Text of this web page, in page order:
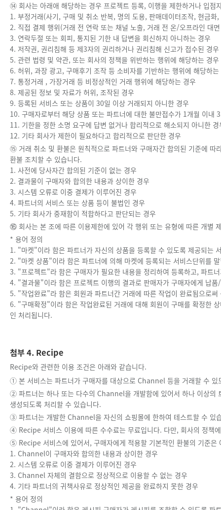
⑭ 회사는 아래애 해당하는 경우 프로젝트 등록, 이행을 제한하거나 입점
1. 부정거래(사기, 구매 및 취소 반복, 명의 도용, 판매데이터조작, 현금
2. 직접 결제 행위(거래 전 연락 또는 채널 노출, 거래 전 온/오프라인 대
3. 연락두절 또는 회피, 통지된 기한 내 답변을 회신하지 아니하는 경우
4. 저작권, 권리침해 등 제3자의 권리하거나 권리침해 신고가 접수된 경우
5. 관련 법령 및 약관, 또는 회사의 정책을 위반하는 행위에 해당하는 경우
6. 허위, 과장 광고, 구매후기 조작 등 소비자를 기반하는 행위에 해당하는
7. 통정거래 , 가장거래 등 비정상적인 거래 행위에 해당하는 경우
8. 제공된 정보 및 자료가 허위, 조작된 경우
9. 등록된 서비스 또는 상품이 30일 이상 거래되지 아니한 경우
10. 구매자로부터 해당 상품 또는 파트너에 대한 불만접수가 1개월 이내
11. 기한을 정한 소명 요구에 답변 없거나 합리적으로 해소되지 아니한 경
12. 기타 회사가 제한이 필요하다고 합리적으로 판단한 경우
⑮ 거래 취소 및 환불은 원칙적으로 파트너와 구매자간 합의된 기준에 따
환불 조치할 수 있습니다.
1. 사전에 당사자간 합의된 기준이 없는 경우
2. 결과물이 구매자와 합의한 내용과 상이한 경우
3. 시스템 오류로 이중 결제가 이루어진 경우
4. 파트너의 서비스 또는 상품 등이 불법인 경우
5. 기타 회사가 중재함이 적합하다고 판단되는 경우
⑯ 회사는 본 조에 따른 이용제한에 있어 각 행위 또는 유형에 따른 개별
* 용어 정의
1. "마켓"이라 함은 파트너가 자신의 상품을 등록할 수 있도록 제공되는
2. "마켓 상품"이라 함은 파트너에 의해 마켓에 등록되는 서비스단위를
3. "프로젝트"라 함은 구매자가 필요한 내용을 정리하여 등록하고, 파트
4. "결과물"이라 함은 프로젝트 이행의 결과로 판매자가 구매자에게 납
5. "작업완료"라 함은 회원과 파트너간 거래에 따른 작업이 완료됨으로
6. "구매확정"이라 함은 작업완료된 거래에 대해 회원이 구매를 확정한
인 처리됩니다.
첨부 4. Recipe
Recipe와 관련한 이용 조건은 아래와 같습니다.
① 본 서비스는 파트너가 구매자를 대상으로 Channel 등을 거래할 수 있
② 파트너는 하나 또는 다수의 Channel을 개발함에 있어서 하나 이상의
생성되도록 처리할 수 있습니다.
③ 파트너는 개발한 Channel을 자신의 쇼핑몰에 한하여 테스트할 수 있
④ Recipe 서비스 이용에 따른 수수료는 무료입니다. 다만, 회사의 정책
⑤ Recipe 서비스에 있어서, 구매자에게 적용할 기본적인 환불의 기준은
1. Channel이 구매자와 합의한 내용과 상이한 경우
2. 시스템 오류로 이중 결제가 이루어진 경우
3. Channel 자체의 결함으로 정상적으로 이용할 수 없는 경우
4. 기타 파트너의 귀책사유로 정상적인 제공을 완료하지 못한 경우
* 용어 정의